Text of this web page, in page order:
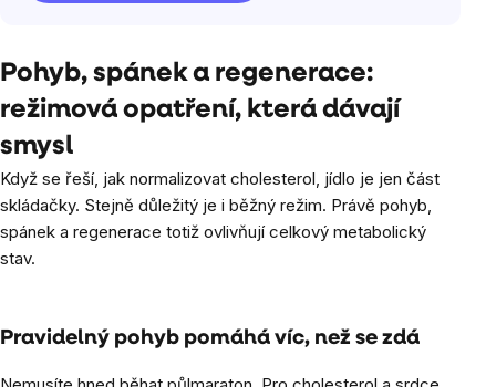
Pohyb, spánek a regenerace:
režimová opatření, která dávají
smysl
Když se řeší, jak normalizovat cholesterol, jídlo je jen část
skládačky. Stejně důležitý je i běžný režim. Právě pohyb,
spánek a regenerace totiž ovlivňují celkový metabolický
stav.
Pravidelný pohyb pomáhá víc, než se zdá